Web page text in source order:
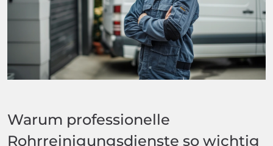
Warum professionelle
Rohrreinigungsdienste so wichtig